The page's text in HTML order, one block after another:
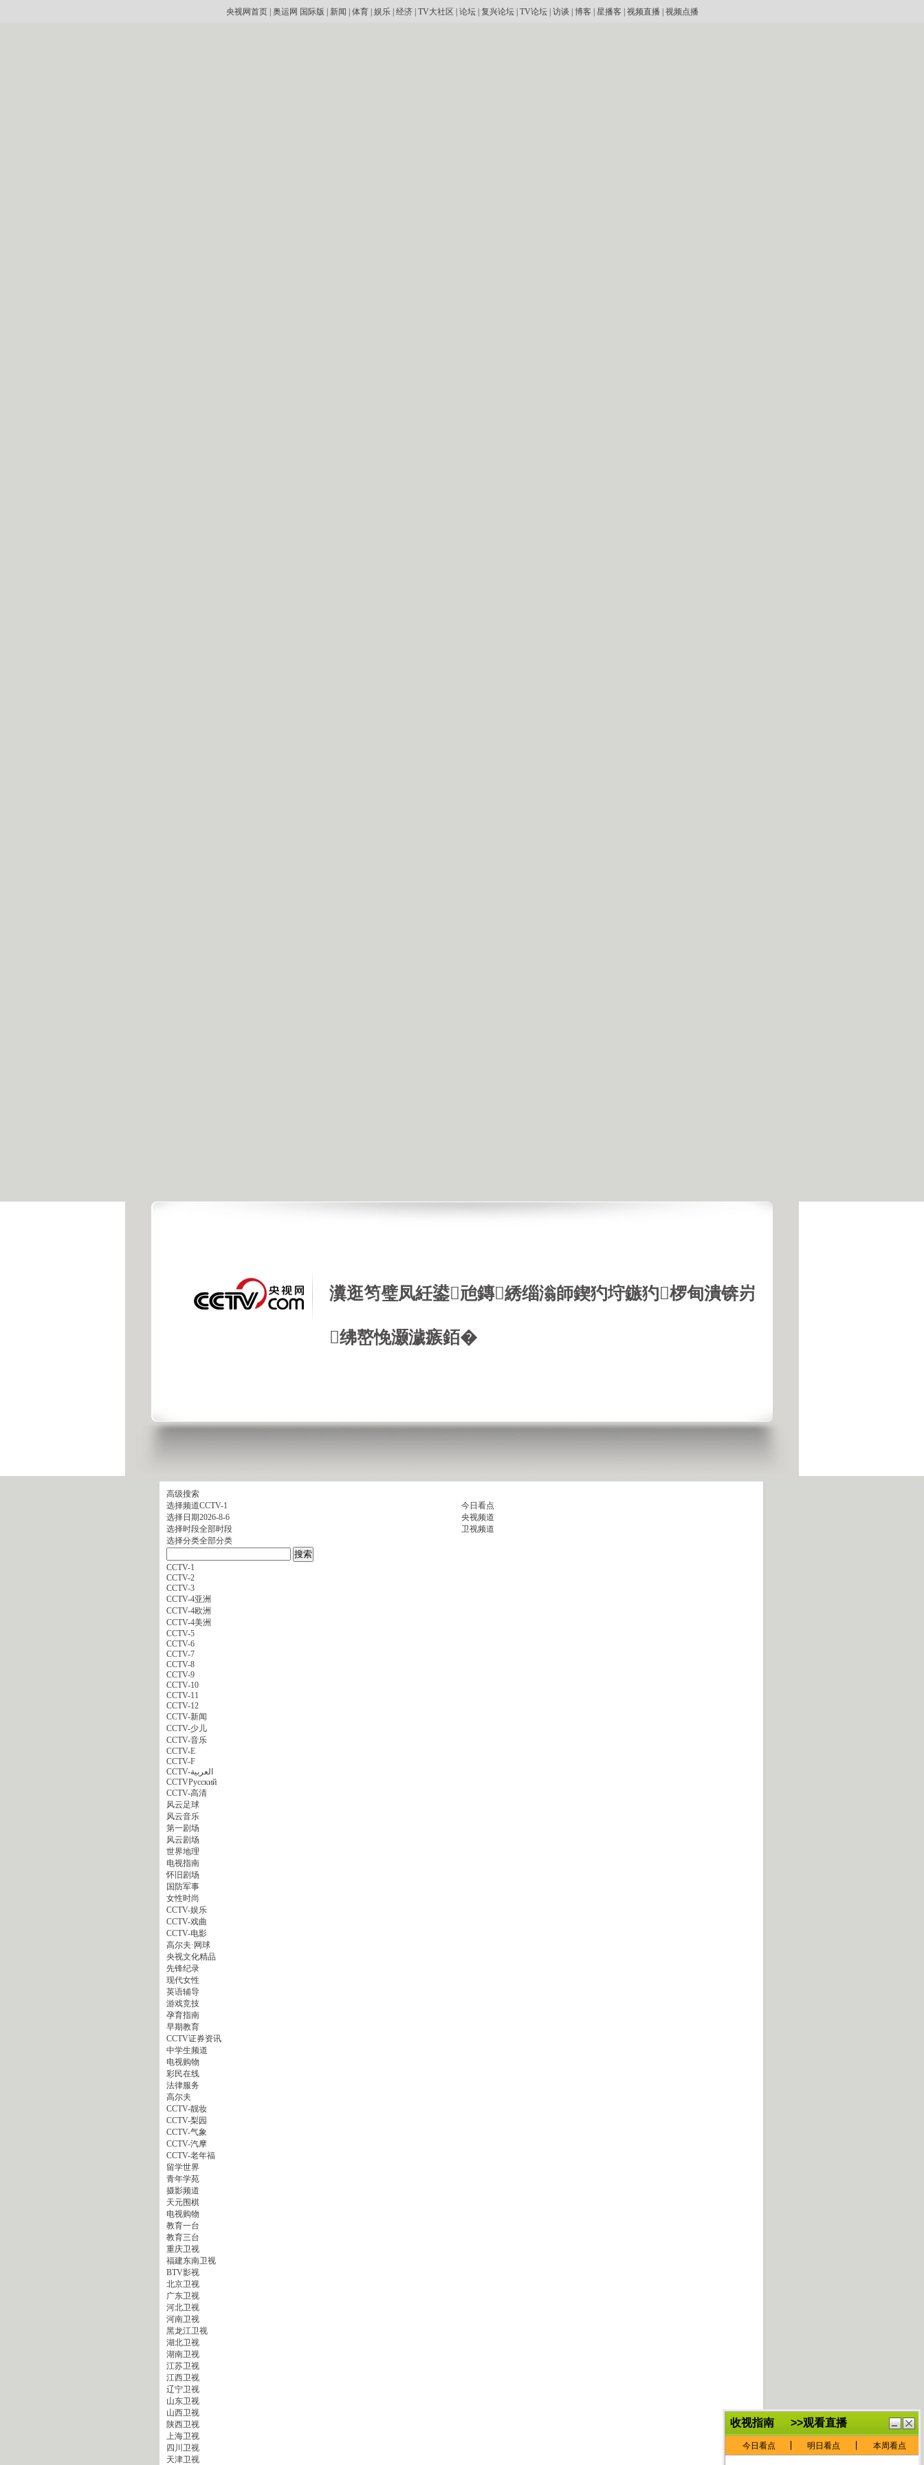
央视网首页| 奥运网 国际版 新闻 体育| 娱乐| 经济| TV大社区 论坛| 复兴论坛| TV论坛| 访谈 博客 星播客 视频直播| 视频点播
瀵逛笉璧凤紝鍙兘鏄綉缁滃師鍥犳垨鏃犳椤甸潰锛岃
绋嶅悗灏濊瘯銆�
高级搜索
选择频道CCTV-1
选择日期2026-8-6
选择时段全部时段
选择分类全部分类
CCTV-1
CCTV-2
CCTV-3
CCTV-4亚洲
CCTV-4欧洲
CCTV-4美洲
CCTV-5
CCTV-6
CCTV-7
CCTV-8
CCTV-9
CCTV-10
CCTV-11
CCTV-12
CCTV-新闻
CCTV-少儿
CCTV-音乐
CCTV-E
CCTV-F
CCTV-العربية
CCTVPусский
CCTV-高清
风云足球
风云音乐
第一剧场
风云剧场
世界地理
电视指南
怀旧剧场
国防军事
女性时尚
CCTV-娱乐
CCTV-戏曲
CCTV-电影
高尔夫·网球
央视文化精品
先锋纪录
现代女性
英语辅导
游戏竞技
孕育指南
早期教育
CCTV证券资讯
中学生频道
电视购物
彩民在线
法律服务
高尔夫
CCTV-靓妆
CCTV-梨园
CCTV-气象
CCTV-汽摩
CCTV-老年福
留学世界
青年学苑
摄影频道
天元围棋
电视购物
教育一台
教育三台
重庆卫视
福建东南卫视
BTV影视
北京卫视
广东卫视
河北卫视
河南卫视
黑龙江卫视
湖北卫视
湖南卫视
江苏卫视
江西卫视
辽宁卫视
山东卫视
山西卫视
陕西卫视
上海卫视
四川卫视
天津卫视
今日看点
央视频道
卫视频道
抽
鏈
€灏
忓
寲